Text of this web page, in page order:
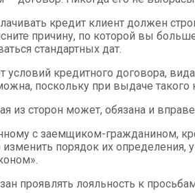
кредит клиент должен
причину, по которой вы
стандартных дат.
кредитного договора,
поскольку при выдаче
из сторон может, обязана и
с заемщиком-гражданином,
порядок их
проявлять лояльность к